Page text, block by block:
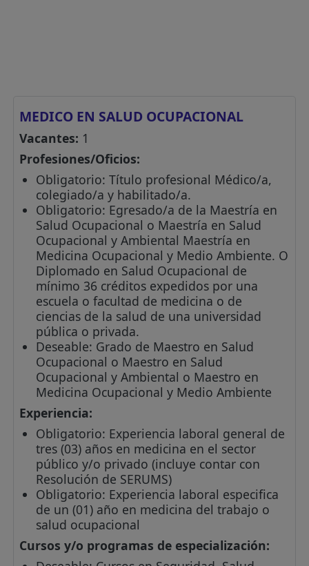
MEDICO EN SALUD OCUPACIONAL
Vacantes: 1
Profesiones/Oficios:
Obligatorio: Título profesional Médico/a,
colegiado/a y habilitado/a.
Obligatorio: Egresado/a de la Maestría en
Salud Ocupacional o Maestría en Salud
Ocupacional y Ambiental Maestría en
Medicina Ocupacional y Medio Ambiente. O
Diplomado en Salud Ocupacional de
mínimo 36 créditos expedidos por una
escuela o facultad de medicina o de
ciencias de la salud de una universidad
pública o privada.
Deseable: Grado de Maestro en Salud
Ocupacional o Maestro en Salud
Ocupacional y Ambiental o Maestro en
Medicina Ocupacional y Medio Ambiente
Experiencia:
Obligatorio: Experiencia laboral general de
tres (03) años en medicina en el sector
público y/o privado (incluye contar con
Resolución de SERUMS)
Obligatorio: Experiencia laboral especifica
de un (01) año en medicina del trabajo o
salud ocupacional
Cursos y/o programas de especialización: